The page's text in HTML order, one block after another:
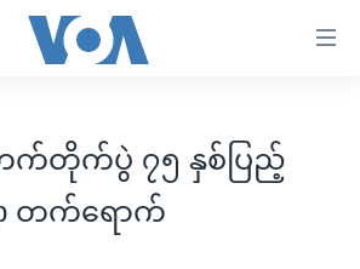
တက်တိုက်ပွဲ ၇၅ နှစ်ပြည့်
တက်ရောက်